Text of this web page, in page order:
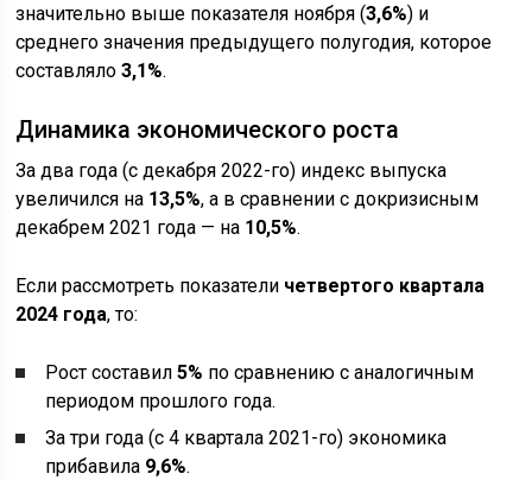
значительно выше показателя ноября (3,6%) и
среднего значения предыдущего полугодия, которое
составляло3,1%.
Динамика экономического роста
За два года (с декабря 2022-го) индекс выпуска
увеличился на 13,5%, а в сравнении с докризисным
декабрем 2021 года — на 10,5%.
Если рассмотреть показатели четвертого квартала
2024 года, то:
Рост составил5% по сравнению с аналогичным
периодом прошлого года.
За три года (с 4 квартала 2021-го) экономика
прибавила 9,6%.